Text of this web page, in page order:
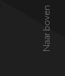
Naar boven